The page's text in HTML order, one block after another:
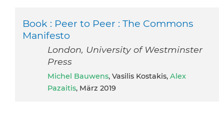
Book : Peer to Peer : The Commons
Manifesto
London, University of Westminster
Press
Michel Bauwens, Vasilis Kostakis, Alex
Pazaitis, März 2019